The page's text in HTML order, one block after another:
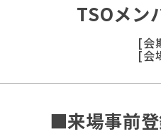
TSOメン
[会
[会
■来場事前